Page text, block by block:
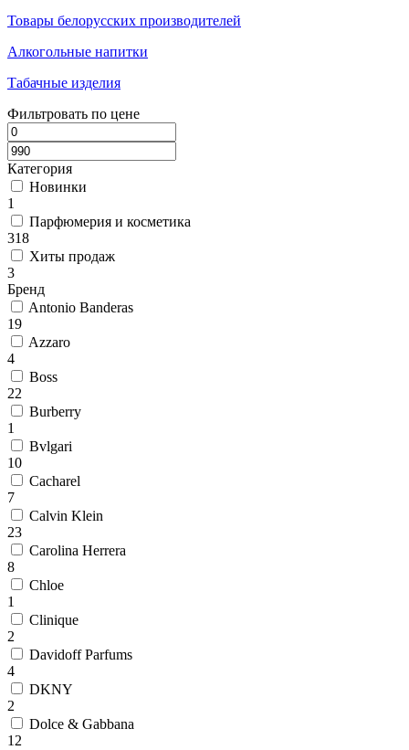
Товары белорусских производителей
Алкогольные напитки
Табачные изделия
Фильтровать по цене
Категория
Новинки
1
Парфюмерия и косметика
318
Хиты продаж
3
Бренд
Antonio Banderas
19
Azzaro
4
Boss
22
Burberry
1
Bvlgari
10
Cacharel
7
Calvin Klein
23
Carolina Herrera
8
Chloe
1
Clinique
2
Davidoff Parfums
4
DKNY
2
Dolce & Gabbana
12